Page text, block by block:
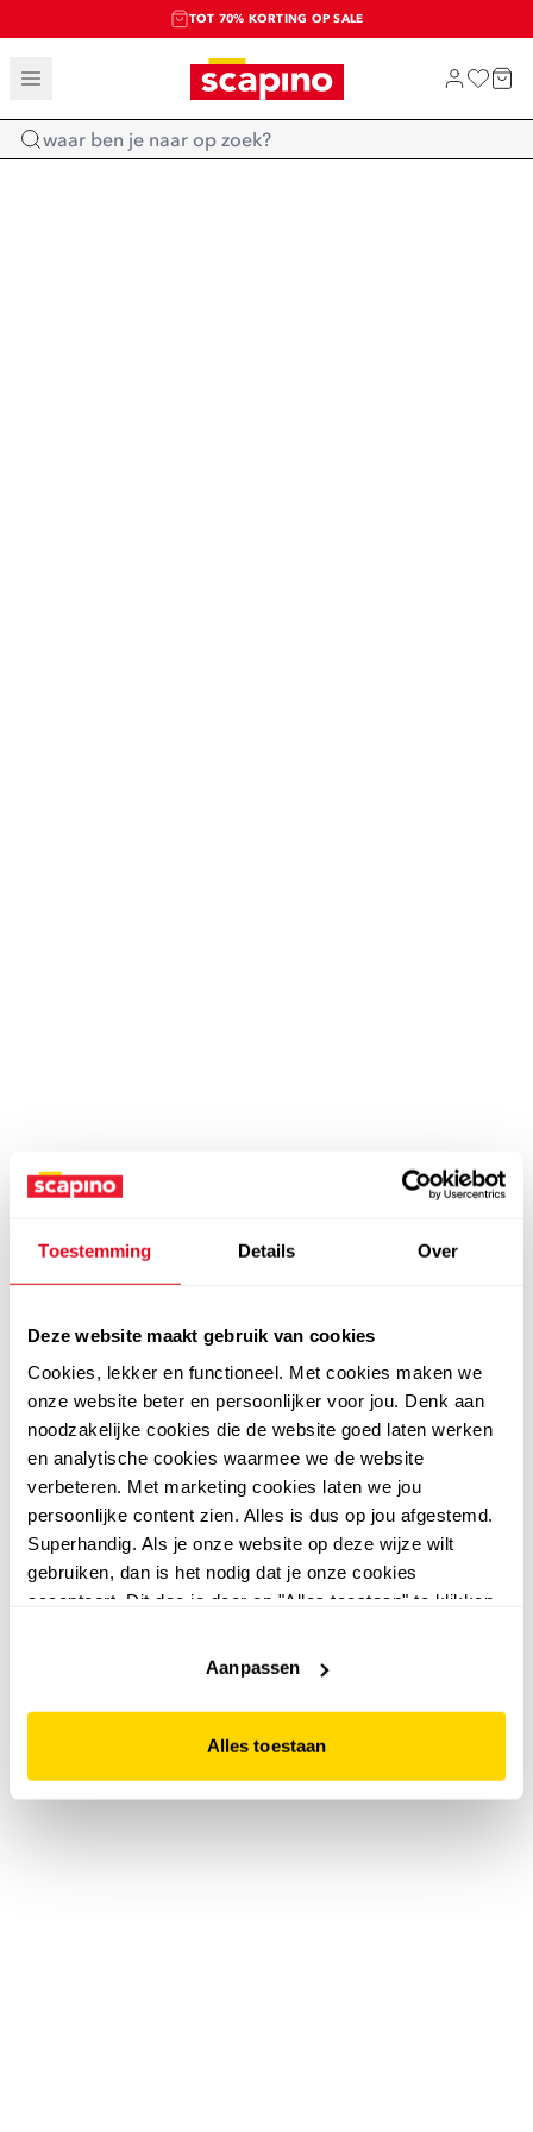
Toestemming Details Over
Deze website maakt gebruik van cookies
Cookies, lekker en functioneel. Met cookies maken we
onze website beter en persoonlijker voor jou. Denk aan
noodzakelijke cookies die de website goed laten werken
en analytische cookies waarmee we de website
verbeteren. Met marketing cookies laten we jou
persoonlijke content zien. Alles is dus op jou afgestemd.
Superhandig. Als je onze website op deze wijze wilt
gebruiken, dan is het nodig dat je onze cookies
accepteert. Dit doe je door op "Alles toestaan" te klikken.
website niet optimaal functioneert.
Aanpassen
Alles toestaan
TOT 70% KORTING OP SALE
SALE: LAATSTE KANS!
SHOP NIEUW
Home